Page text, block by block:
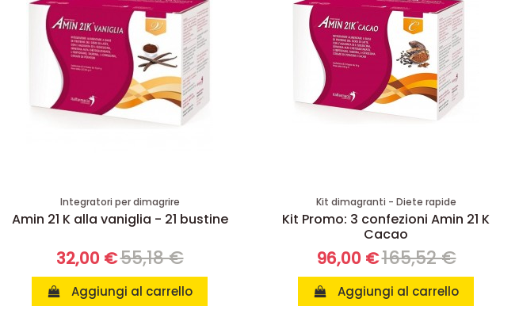
Integratori per dimagrire
Amin 21 K alla vaniglia - 21 bustine
32,00 €55,18 €
Aggiungi al carrello
Kit dimagranti - Diete rapide
Kit Promo: 3 confezioni Amin 21 K
Cacao
96,00 €165,52 €
Aggiungi al carrello